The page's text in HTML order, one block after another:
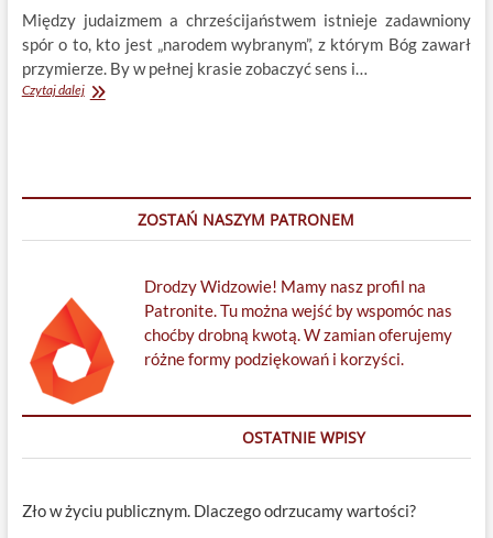
Między judaizmem a chrześcijaństwem istnieje zadawniony
spór o to, kto jest „narodem wybranym”, z którym Bóg zawarł
przymierze. By w pełnej krasie zobaczyć sens i…
Czytaj dalejAlvert
ZOSTAŃ NASZYM PATRONEM
Drodzy Widzowie! Mamy nasz profil na
Patronite. Tu można wejść by wspomóc nas
choćby drobną kwotą. W zamian oferujemy
różne formy podziękowań i korzyści.
OSTATNIE WPISY
Zło w życiu publicznym. Dlaczego odrzucamy wartości?